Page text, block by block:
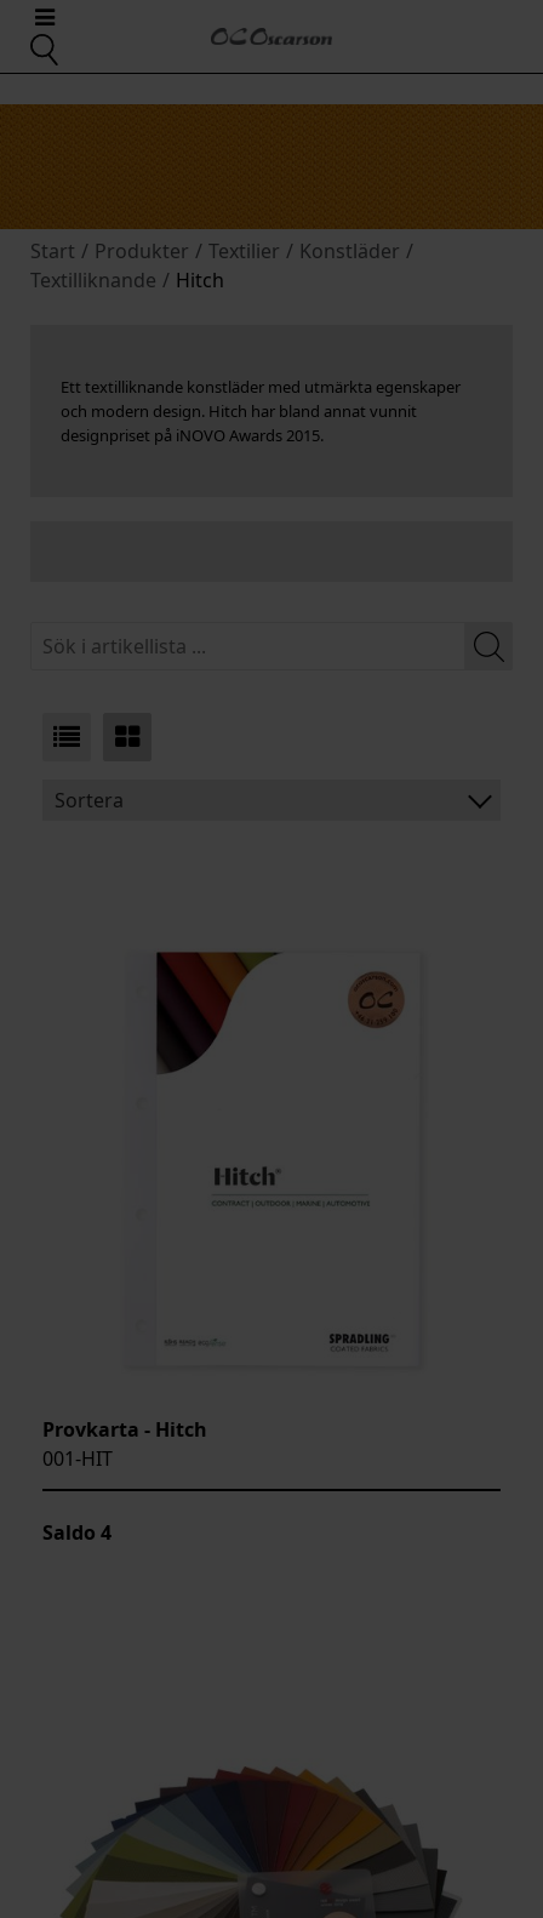
Start / Produkter / Textilier / Konstläder /
Textilliknande / Hitch
Ett textilliknande konstläder med utmärkta egenskaper
och modern design. Hitch har bland annat vunnit
designpriset på iNOVO Awards 2015.
Sortera
ARTIKELKOD:
Provkarta - Hitch
001-HIT
Saldo 4